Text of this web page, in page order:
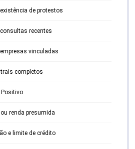
de protestos
recentes
vinculadas
completos
Positivo
renda presumida
e limite de crédito